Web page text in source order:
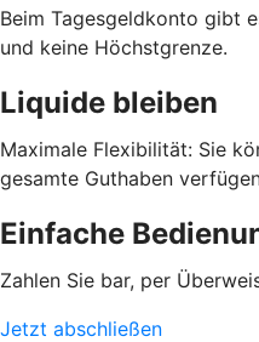
Beim Tagesgeldkonto gibt
und keine Höchstgrenze.
Liquide bleiben
Maximale Flexibilität: Sie
gesamte Guthaben
Einfache
Zahlen Sie bar, per
Jetzt abschließen